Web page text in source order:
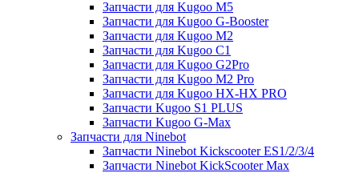
Запчасти для Kugoo M5
Запчасти для Kugoo G-Booster
Запчасти для Kugoo M2
Запчасти для Kugoo C1
Запчасти для Kugoo G2Pro
Запчасти для Kugoo M2 Pro
Запчасти для Kugoo HX-HX PRO
Запчасти Kugoo S1 PLUS
Запчасти Kugoo G-Max
Запчасти для Ninebot
Запчасти Ninebot Kickscooter ES1/2/3/4
Запчасти Ninebot KickScooter Max